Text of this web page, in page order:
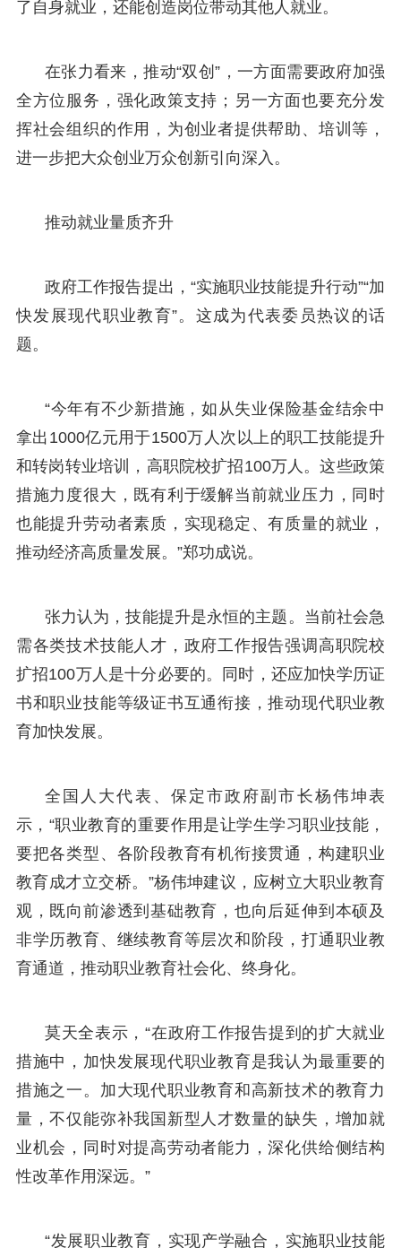
了自身就业，还能创造岗位带动其他人就业。
在张力看来，推动“双创”，一方面需要政府加强
全方位服务，强化政策支持；另一方面也要充分发
挥社会组织的作用，为创业者提供帮助、培训等，
进一步把大众创业万众创新引向深入。
推动就业量质齐升
政府工作报告提出，“实施职业技能提升行动”“加
快发展现代职业教育”。这成为代表委员热议的话
题。
“今年有不少新措施，如从失业保险基金结余中
拿出1000亿元用于1500万人次以上的职工技能提升
和转岗转业培训，高职院校扩招100万人。这些政策
措施力度很大，既有利于缓解当前就业压力，同时
也能提升劳动者素质，实现稳定、有质量的就业，
推动经济高质量发展。”郑功成说。
张力认为，技能提升是永恒的主题。当前社会急
需各类技术技能人才，政府工作报告强调高职院校
扩招100万人是十分必要的。同时，还应加快学历证
书和职业技能等级证书互通衔接，推动现代职业教
育加快发展。
全国人大代表、保定市政府副市长杨伟坤表
示，“职业教育的重要作用是让学生学习职业技能，
要把各类型、各阶段教育有机衔接贯通，构建职业
教育成才立交桥。”杨伟坤建议，应树立大职业教育
观，既向前渗透到基础教育，也向后延伸到本硕及
非学历教育、继续教育等层次和阶段，打通职业教
育通道，推动职业教育社会化、终身化。
莫天全表示，“在政府工作报告提到的扩大就业
措施中，加快发展现代职业教育是我认为最重要的
措施之一。加大现代职业教育和高新技术的教育力
量，不仅能弥补我国新型人才数量的缺失，增加就
业机会，同时对提高劳动者能力，深化供给侧结构
性改革作用深远。”
“发展职业教育，实现产学融合，实施职业技能